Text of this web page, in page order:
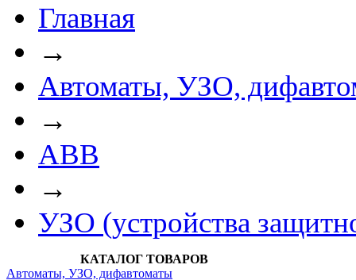
Главная
→
Автоматы, УЗО,
→
АВВ
→
УЗО (устройства
КАТАЛОГ ТОВАРОВ
Автоматы, УЗО, дифавтоматы